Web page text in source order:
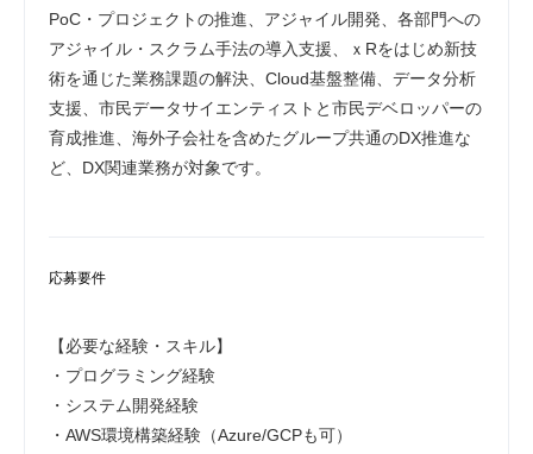
PoC・プロジェクトの推進、アジャイル開発、各部門への
アジャイル・スクラム手法の導入支援、ｘRをはじめ新技
術を通じた業務課題の解決、Cloud基盤整備、データ分析
支援、市民データサイエンティストと市民デベロッパーの
育成推進、海外子会社を含めたグループ共通のDX推進な
ど、DX関連業務が対象です。
応募要件
【必要な経験・スキル】
・プログラミング経験
・システム開発経験
・AWS環境構築経験（Azure/GCPも可）